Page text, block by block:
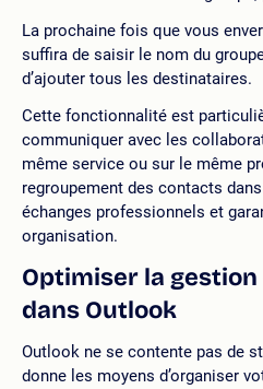
La prochaine fois que vous
suffira de saisir le nom du
d’ajouter tous les destinataires.
Cette fonctionnalité est
communiquer avec les
même service ou sur le même
regroupement des contacts
échanges professionnels et
organisation.
Optimiser la
dans Outlook
Outlook ne se contente pas de
donne les moyens d’organiser